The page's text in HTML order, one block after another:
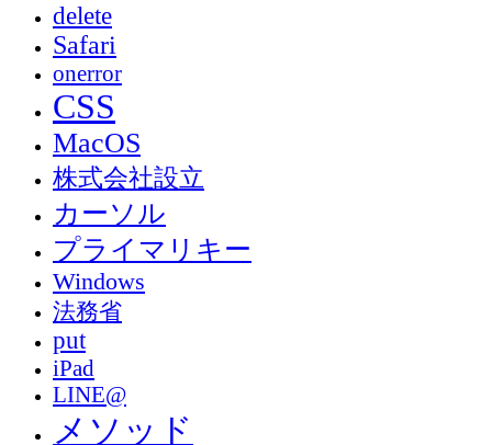
delete
Safari
onerror
CSS
MacOS
株式会社設立
カーソル
プライマリキー
Windows
法務省
put
iPad
LINE@
メソッド